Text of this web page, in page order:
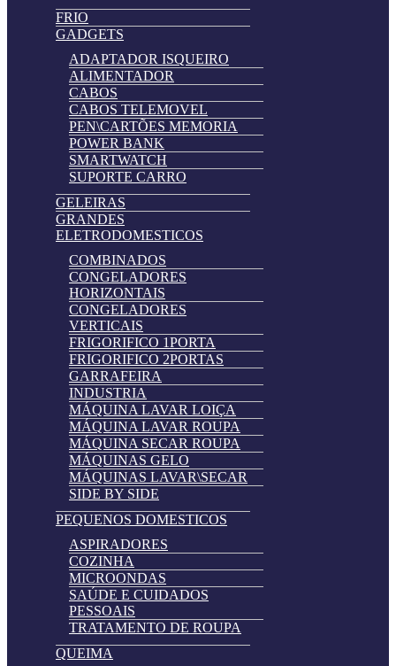
FRIO
GADGETS
ADAPTADOR ISQUEIRO
ALIMENTADOR
CABOS
CABOS TELEMOVEL
PEN\CARTÕES MEMORIA
POWER BANK
SMARTWATCH
SUPORTE CARRO
GELEIRAS
GRANDES
ELETRODOMESTICOS
COMBINADOS
CONGELADORES
HORIZONTAIS
CONGELADORES
VERTICAIS
FRIGORIFICO 1PORTA
FRIGORIFICO 2PORTAS
GARRAFEIRA
INDUSTRIA
MÁQUINA LAVAR LOIÇA
MÁQUINA LAVAR ROUPA
MÁQUINA SECAR ROUPA
MÁQUINAS GELO
MÁQUINAS LAVAR\SECAR
SIDE BY SIDE
PEQUENOS DOMESTICOS
ASPIRADORES
COZINHA
MICROONDAS
SAÚDE E CUIDADOS
PESSOAIS
TRATAMENTO DE ROUPA
QUEIMA